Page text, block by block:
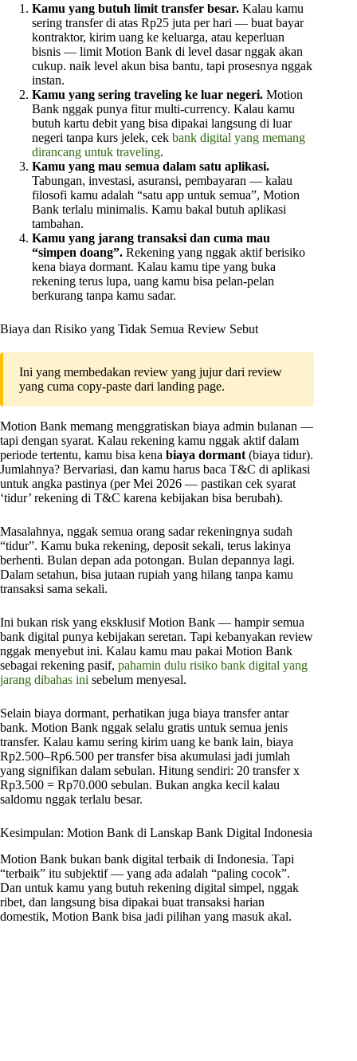
Kamu yang butuh limit transfer besar. Kalau kamu
sering transfer di atas Rp25 juta per hari — buat bayar
kontraktor, kirim uang ke keluarga, atau keperluan
bisnis — limit Motion Bank di level dasar nggak akan
cukup. naik level akun bisa bantu, tapi prosesnya nggak
instan.
Kamu yang sering traveling ke luar negeri. Motion
Bank nggak punya fitur multi-currency. Kalau kamu
butuh kartu debit yang bisa dipakai langsung di luar
negeri tanpa kurs jelek, cek bank digital yang memang
dirancang untuk traveling.
Kamu yang mau semua dalam satu aplikasi.
Tabungan, investasi, asuransi, pembayaran — kalau
filosofi kamu adalah “satu app untuk semua”, Motion
Bank terlalu minimalis. Kamu bakal butuh aplikasi
tambahan.
Kamu yang jarang transaksi dan cuma mau
“simpen doang”. Rekening yang nggak aktif berisiko
kena biaya dormant. Kalau kamu tipe yang buka
rekening terus lupa, uang kamu bisa pelan-pelan
berkurang tanpa kamu sadar.
Biaya dan Risiko yang Tidak Semua Review Sebut
Ini yang membedakan review yang jujur dari review
yang cuma copy-paste dari landing page.
Motion Bank memang menggratiskan biaya admin bulanan —
tapi dengan syarat. Kalau rekening kamu nggak aktif dalam
periode tertentu, kamu bisa kena biaya dormant (biaya tidur).
Jumlahnya? Bervariasi, dan kamu harus baca T&C di aplikasi
untuk angka pastinya (per Mei 2026 — pastikan cek syarat
‘tidur’ rekening di T&C karena kebijakan bisa berubah).
Masalahnya, nggak semua orang sadar rekeningnya sudah
“tidur”. Kamu buka rekening, deposit sekali, terus lakinya
berhenti. Bulan depan ada potongan. Bulan depannya lagi.
Dalam setahun, bisa jutaan rupiah yang hilang tanpa kamu
transaksi sama sekali.
Ini bukan risk yang eksklusif Motion Bank — hampir semua
bank digital punya kebijakan seretan. Tapi kebanyakan review
nggak menyebut ini. Kalau kamu mau pakai Motion Bank
sebagai rekening pasif, pahamin dulu risiko bank digital yang
jarang dibahas ini sebelum menyesal.
Selain biaya dormant, perhatikan juga biaya transfer antar
bank. Motion Bank nggak selalu gratis untuk semua jenis
transfer. Kalau kamu sering kirim uang ke bank lain, biaya
Rp2.500–Rp6.500 per transfer bisa akumulasi jadi jumlah
yang signifikan dalam sebulan. Hitung sendiri: 20 transfer x
Rp3.500 = Rp70.000 sebulan. Bukan angka kecil kalau
saldomu nggak terlalu besar.
Kesimpulan: Motion Bank di Lanskap Bank Digital Indonesia
Motion Bank bukan bank digital terbaik di Indonesia. Tapi
“terbaik” itu subjektif — yang ada adalah “paling cocok”.
Dan untuk kamu yang butuh rekening digital simpel, nggak
ribet, dan langsung bisa dipakai buat transaksi harian
domestik, Motion Bank bisa jadi pilihan yang masuk akal.